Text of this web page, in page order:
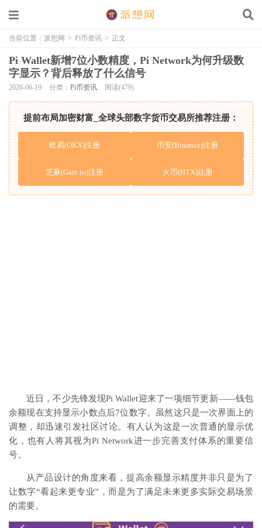
当前位置： 派想网 > Pi币资讯 > 正文
Pi Wallet新增7位小数精度，Pi Network为何升级数
字显示？背后释放了什么信号
2026-06-19 分类： Pi币资讯 阅读(479)
提前布局加密财富_全球头部数字货币交易所推荐注册：
欧易(OKX)注册 币安(Binance)注册
芝麻(Gate.io)注册 火币(HTX)注册
近日，不少先锋发现Pi Wallet迎来了一项细节更新——钱包
余额现在支持显示小数点后7位数字。虽然这只是一次界面上的
调整，却迅速引发社区讨论。有人认为这是一次普通的显示优
化，也有人将其视为Pi Network进一步完善支付体系的重要信
号。
从产品设计的角度来看，提高余额显示精度并非只是为了
让数字“看起来更专业”，而是为了满足未来更多实际交易场景
的需要。